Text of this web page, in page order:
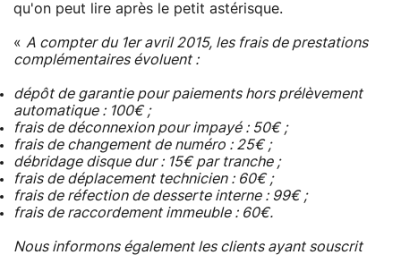
qu'on peut lire après le petit astérisque.
« A compter du 1er avril 2015, les frais de prestations
complémentaires évoluent :
dépôt de garantie pour paiements hors prélèvement
automatique : 100€ ;
frais de déconnexion pour impayé : 50€ ;
frais de changement de numéro : 25€ ;
débridage disque dur : 15€ par tranche ;
frais de déplacement technicien : 60€ ;
frais de réfection de desserte interne : 99€ ;
frais de raccordement immeuble : 60€.
Nous informons également les clients ayant souscrit